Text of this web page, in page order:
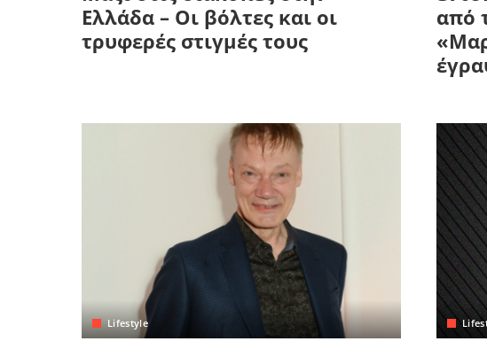
Ελλάδα – Οι βόλτες και οι
τρυφερές στιγμές τους
από
Lifestyle